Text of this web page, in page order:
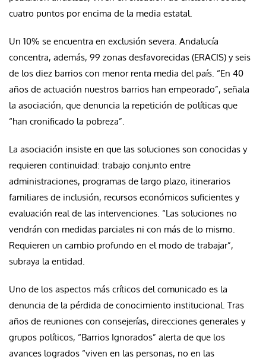
cuatro puntos por encima de la media estatal.
Un 10% se encuentra en exclusión severa. Andalucía
concentra, además, 99 zonas desfavorecidas (ERACIS) y seis
de los diez barrios con menor renta media del país. “En 40
años de actuación nuestros barrios han empeorado”, señala
la asociación, que denuncia la repetición de políticas que
“han cronificado la pobreza”.
La asociación insiste en que las soluciones son conocidas y
requieren continuidad: trabajo conjunto entre
administraciones, programas de largo plazo, itinerarios
familiares de inclusión, recursos económicos suficientes y
evaluación real de las intervenciones. “Las soluciones no
vendrán con medidas parciales ni con más de lo mismo.
Requieren un cambio profundo en el modo de trabajar”,
subraya la entidad.
Uno de los aspectos más críticos del comunicado es la
denuncia de la pérdida de conocimiento institucional. Tras
años de reuniones con consejerías, direcciones generales y
grupos políticos, “Barrios Ignorados” alerta de que los
avances logrados “viven en las personas, no en las